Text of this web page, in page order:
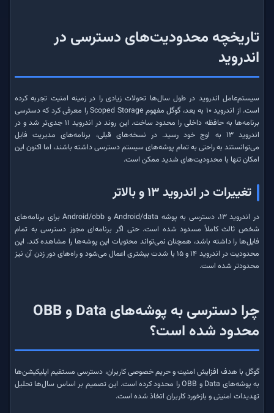
تاریخچه محدودیت‌های دسترسی در
اندروید
سیستم‌عامل اندروید در طول سال‌ها تحولات زیادی را در زمینه امنیت تجربه کرده
است. از اندروید ۱۰ به بعد، گوگل مفهوم Scoped Storage را معرفی کرد که دسترسی
برنامه‌ها به حافظه داخلی را محدود ساخت. این روند در اندروید ۱۱ جدی‌تر شد و در
اندروید ۱۳ به اوج خود رسید. در نسخه‌های قبلی، برنامه‌های مدیریت فایل
می‌توانستند به راحتی به تمام پوشه‌های سیستم دسترسی داشته باشند، اما اکنون این
امکان تنها با محدودیت‌های شدید ممکن است.
تغییرات در اندروید ۱۳ و بالاتر
در اندروید ۱۳، دسترسی به پوشه Android/data و Android/obb برای برنامه‌های
شخص ثالث کاملاً مسدود شده است. حتی اگر برنامه‌ای مجوز دسترسی به تمام
فایل‌ها را داشته باشد، همچنان نمی‌تواند محتویات این پوشه‌ها را مشاهده کند. این
محدودیت در اندروید ۱۴ و ۱۵ با شدت بیشتری اعمال می‌شود و راه‌های دور زدن آن نیز
محدودتر شده است.
چرا دسترسی به پوشه‌های Data و OBB
محدود شده است؟
گوگل با هدف افزایش امنیت و حریم خصوصی کاربران، دسترسی مستقیم اپلیکیشن‌ها
به پوشه‌های Data و OBB را محدود کرده است. این تصمیم بر اساس سال‌ها تحلیل
تهدیدات امنیتی و بازخورد کاربران اتخاذ شده است.